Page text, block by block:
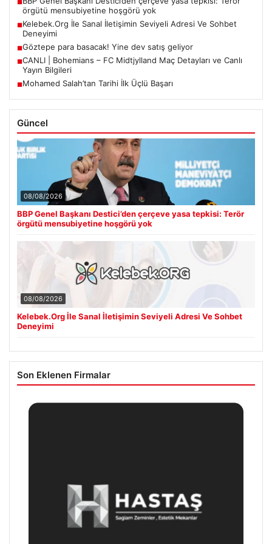
■
örgütü mensubiyetine hoşgörü yok
■Kelebek.Org İle Sanal İletişimin Seviyeli Adresi Ve Sohbet
Deneyimi
■Göztepe para basacak! Yine dev satış geliyor
■CANLI | Bohemians – FC Midtjylland Maç Detayları ve Canlı
Yayın Bilgileri
■Mohamed Salah’tan Tarihi İlk Üçlü Başarı
Güncel
08/08/2026
BBP Genel Başkanı Destici’den çerçeve yasa tepkisi: Terör
örgütü mensubiyetine hoşgörü yok
08/08/2026
Kelebek.Org İle Sanal İletişimin Seviyeli Adresi Ve Sohbet
Deneyimi
Son Eklenen Firmalar